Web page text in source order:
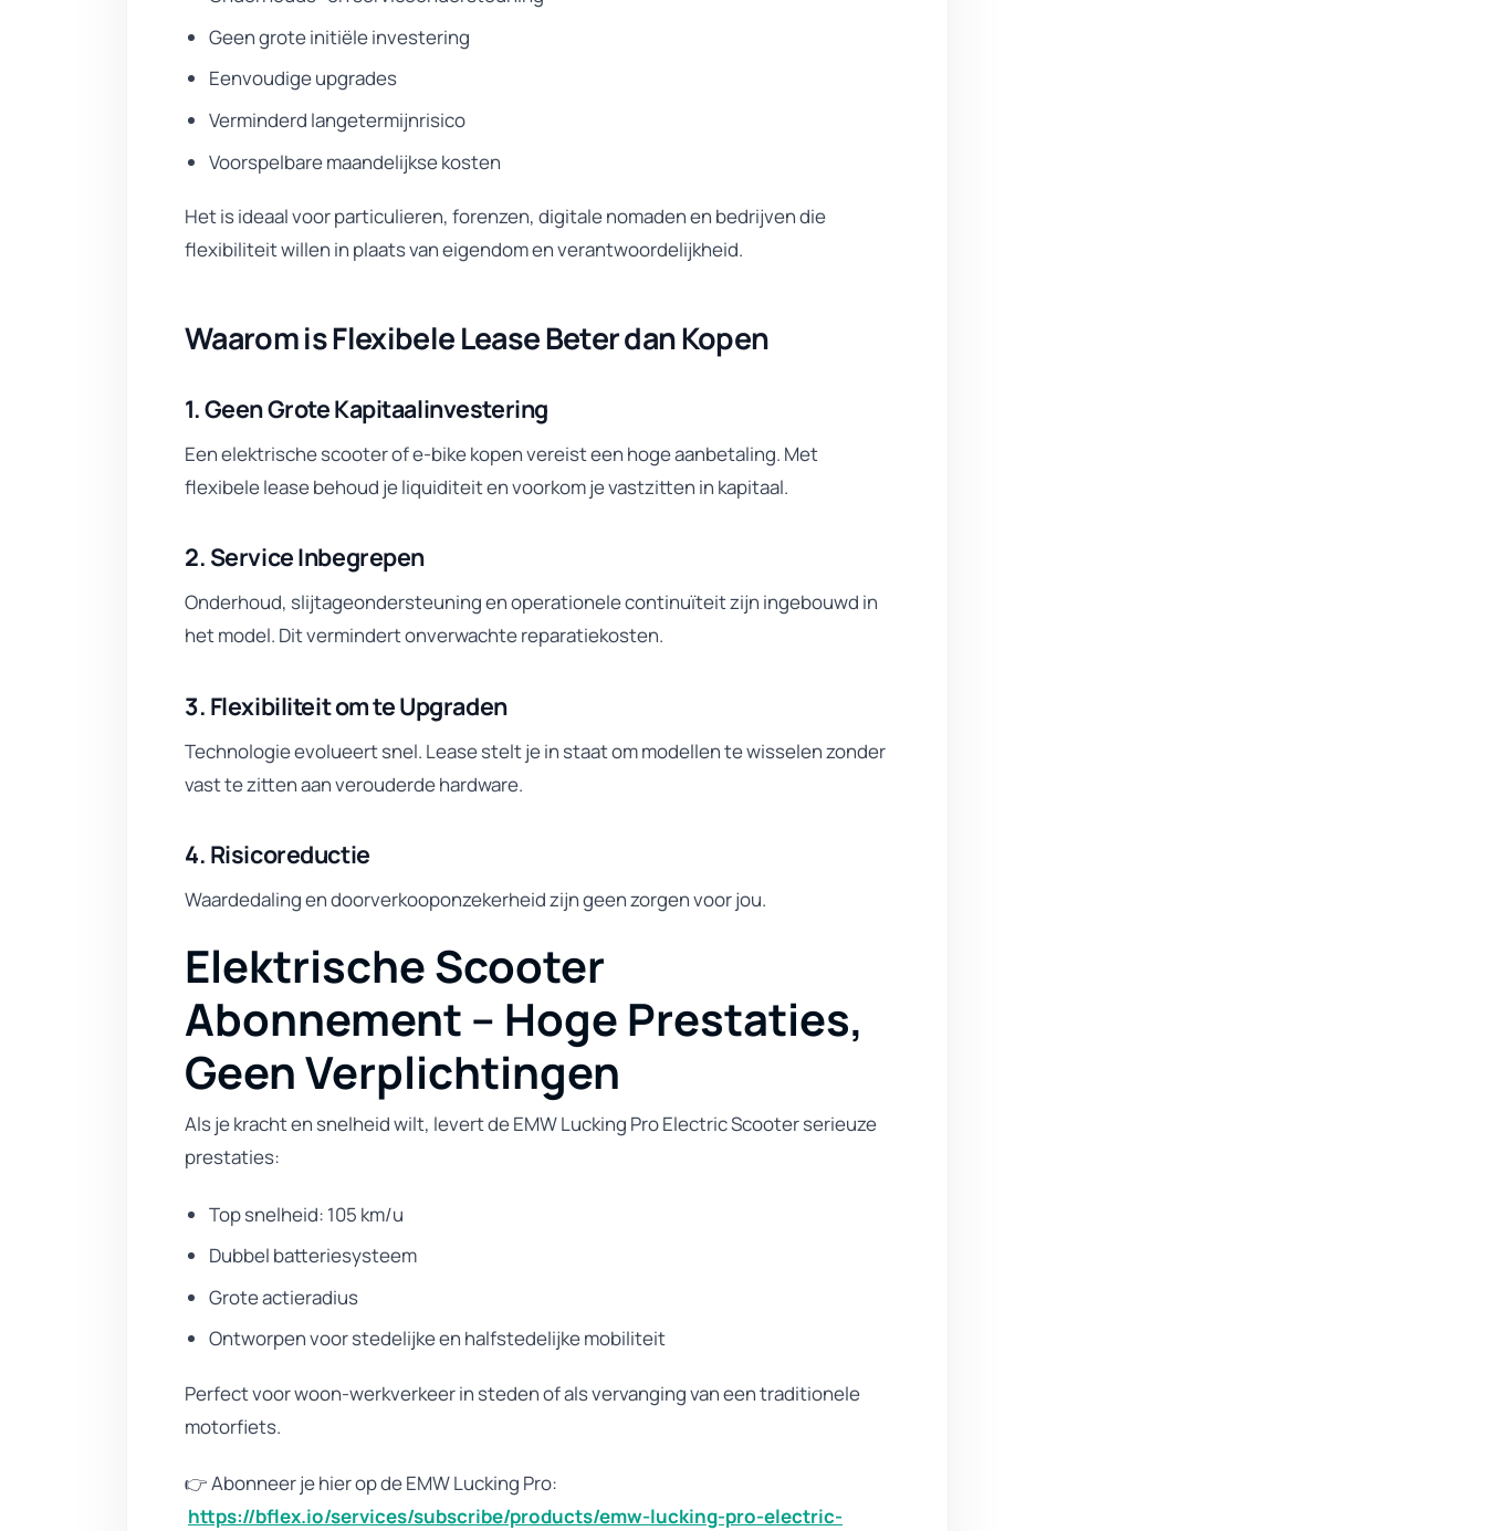
Geen grote initiële investering
Eenvoudige upgrades
Verminderd langetermijnrisico
Voorspelbare maandelijkse kosten
Het is ideaal voor particulieren, forenzen, digitale nomaden en bedrijven die
flexibiliteit willen in plaats van eigendom en verantwoordelijkheid.
Waarom is Flexibele Lease Beter dan Kopen
1. Geen Grote Kapitaalinvestering
Een elektrische scooter of e-bike kopen vereist een hoge aanbetaling. Met
flexibele lease behoud je liquiditeit en voorkom je vastzitten in kapitaal.
2. Service Inbegrepen
Onderhoud, slijtageondersteuning en operationele continuïteit zijn ingebouwd in
het model. Dit vermindert onverwachte reparatiekosten.
3. Flexibiliteit om te Upgraden
Technologie evolueert snel. Lease stelt je in staat om modellen te wisselen zonder
vast te zitten aan verouderde hardware.
4. Risicoreductie
Waardedaling en doorverkooponzekerheid zijn geen zorgen voor jou.
Elektrische Scooter
Abonnement – Hoge Prestaties,
Geen Verplichtingen
Als je kracht en snelheid wilt, levert de EMW Lucking Pro Electric Scooter serieuze
prestaties:
Top snelheid: 105 km/u
Dubbel batteriesysteem
Grote actieradius
Ontworpen voor stedelijke en halfstedelijke mobiliteit
Perfect voor woon-werkverkeer in steden of als vervanging van een traditionele
motorfiets.
👉 Abonneer je hier op de EMW Lucking Pro:
https://bflex.io/services/subscribe/products/emw-lucking-pro-electric-